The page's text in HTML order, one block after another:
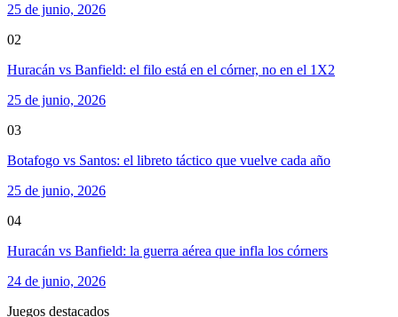
25 de junio, 2026
02
Huracán vs Banfield: el filo está en el córner, no en el 1X2
25 de junio, 2026
03
Botafogo vs Santos: el libreto táctico que vuelve cada año
25 de junio, 2026
04
Huracán vs Banfield: la guerra aérea que infla los córners
24 de junio, 2026
Juegos destacados